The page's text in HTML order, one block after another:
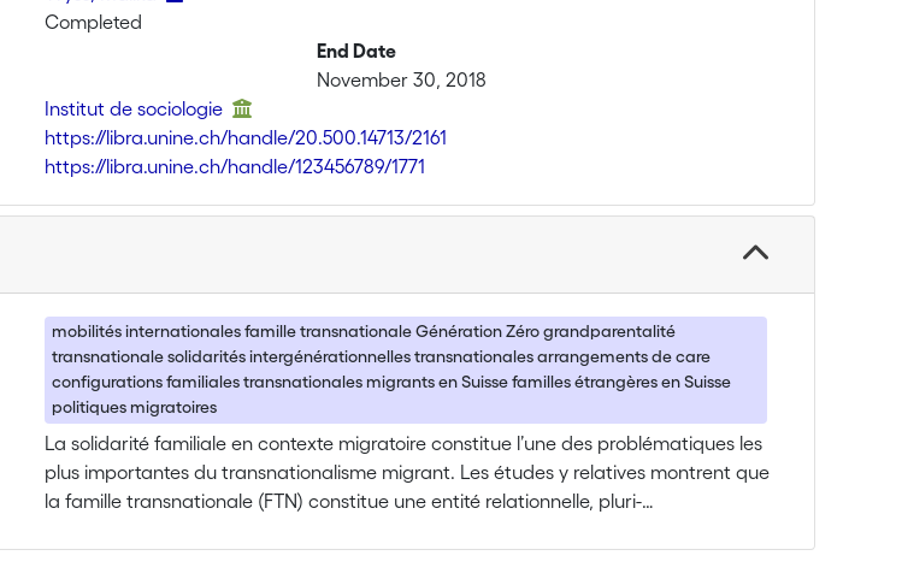
Completed
End Date
November 30, 2018
Institut de sociologie
https://libra.unine.ch/handle/20.500.14713/2161
https://libra.unine.ch/handle/123456789/1771
mobilités internationales famille transnationale Génération Zéro grandparentalité
transnationale solidarités intergénérationnelles transnationales arrangements de care
configurations familiales transnationales migrants en Suisse familles étrangères en Suisse
politiques migratoires
La solidarité familiale en contexte migratoire constitue l’une des problématiques les
plus importantes du transnationalisme migrant. Les études y relatives montrent que
la famille transnationale (FTN) constitue une entité relationnelle, pluri-